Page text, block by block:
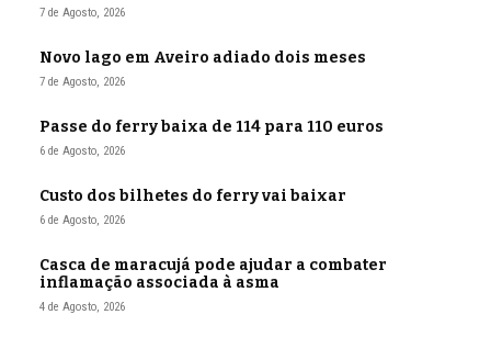
7 de Agosto, 2026
Novo lago em Aveiro adiado dois meses
7 de Agosto, 2026
Passe do ferry baixa de 114 para 110 euros
6 de Agosto, 2026
Custo dos bilhetes do ferry vai baixar
6 de Agosto, 2026
Casca de maracujá pode ajudar a combater
inflamação associada à asma
4 de Agosto, 2026